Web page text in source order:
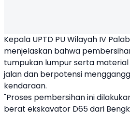
Kepala UPTD PU Wilayah IV
menjelaskan bahwa
tumpukan lumpur serta
jalan dan berpotensi
kendaraan.
"Proses pembersihan ini
berat ekskavator D65 dari